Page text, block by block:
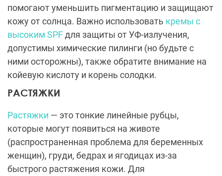
помогают уменьшить пигментацию и защищают
кожу от солнца. Важно использовать кремы с
высоким SPFдля защиты от УФ-излучения,
допустимы химические пилинги (но будьте с
ними осторожны), также обратите внимание на
койевую кислоту и корень солодки.
РАСТЯЖКИ
Растяжки — это тонкие линейные рубцы,
которые могут появиться на животе
(распространенная проблема для беременных
женщин), груди, бедрах и ягодицах из-за
быстрого растяжения кожи. Для